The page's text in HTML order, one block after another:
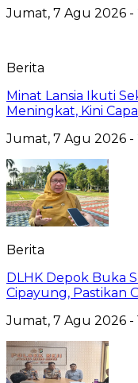
Jumat, 7 Agu 2026 -
Berita
Minat Lansia Ikuti
Meningkat, Kini
Jumat, 7 Agu 2026 -
Berita
DLHK Depok Buka
Cipayung, Pastikan
Jumat, 7 Agu 2026 -